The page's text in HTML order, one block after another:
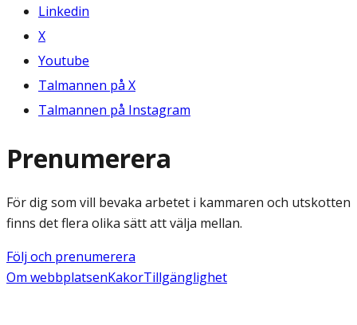
Linkedin
X
Youtube
Talmannen på X
Talmannen på Instagram
Prenumerera
För dig som vill bevaka arbetet i kammaren och utskotten
finns det flera olika sätt att välja mellan.
Följ och prenumerera
Om webbplatsenKakorTillgänglighet